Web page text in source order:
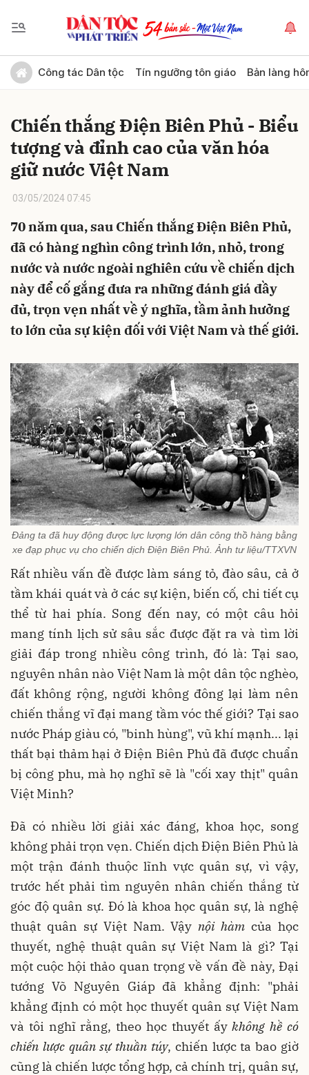
Công tác Dân tộc Tín ngưỡng tôn giáo Bản làng
Chiến thắng Điện Biên Phủ - Biểu
tượng và đỉnh cao của văn hóa
giữ nước Việt Nam
03/05/2024 07:45
70 năm qua, sau Chiến thắng Điện Biên Phủ,
đã có hàng nghìn công trình lớn, nhỏ, trong
nước và nước ngoài nghiên cứu về chiến dịch
này để cố gắng đưa ra những đánh giá đầy
đủ, trọn vẹn nhất về ý nghĩa, tầm ảnh hưởng
to lớn của sự kiện đối với Việt Nam và thế giới.
Đảng ta đã huy động được lực lượng lớn dân công thồ hàng bằng
xe đạp phục vụ cho chiến dịch Điện Biên Phủ. Ảnh tư liệu/TTXVN
Rất nhiều vấn đề được làm sáng tỏ, đào sâu, cả ở
tầm khái quát và ở các sự kiện, biến cố, chi tiết cụ
thể từ hai phía. Song đến nay, có một câu hỏi
mang tính lịch sử sâu sắc được đặt ra và tìm lời
giải đáp trong nhiều công trình, đó là: Tại sao,
nguyên nhân nào Việt Nam là một dân tộc nghèo,
đất không rộng, người không đông lại làm nên
chiến thắng vĩ đại mang tầm vóc thế giới? Tại sao
nước Pháp giàu có, "binh hùng", vũ khí mạnh... lại
thất bại thảm hại ở Điện Biên Phủ đã được chuẩn
bị công phu, mà họ nghĩ sẽ là "cối xay thịt" quân
Việt Minh?
Đã có nhiều lời giải xác đáng, khoa học, song
không phải trọn vẹn. Chiến dịch Điện Biên Phủ là
một trận đánh thuộc lĩnh vực quân sự, vì vậy,
trước hết phải tìm nguyên nhân chiến thắng từ
góc độ quân sự. Đó là khoa học quân sự, là nghệ
thuật quân sự Việt Nam. Vậynội hàm của học
thuyết, nghệ thuật quân sự Việt Nam là gì? Tại
một cuộc hội thảo quan trọng về vấn đề này, Đại
tướng Võ Nguyên Giáp đã khẳng định: "phải
khẳng định có một học thuyết quân sự Việt Nam
và tôi nghĩ rằng, theo học thuyết ấykhông hề có
chiến lược quân sự thuần túy, chiến lược ta bao giờ
cũng là chiến lược tổng hợp, cả chính trị, quân sự,
Gửi bình luận